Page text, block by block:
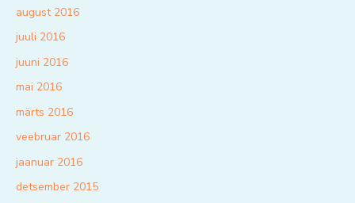
august 2016
juuli 2016
juuni 2016
mai 2016
märts 2016
veebruar 2016
jaanuar 2016
detsember 2015